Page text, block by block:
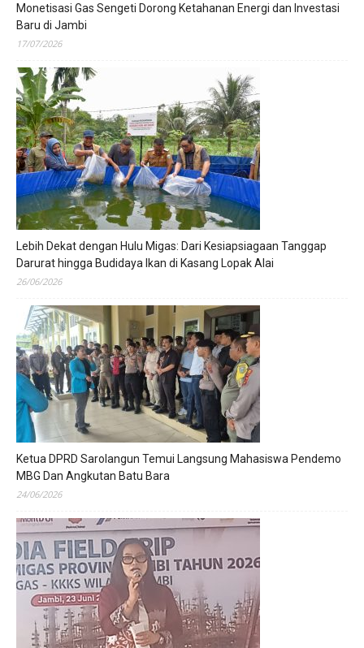
Monetisasi Gas Sengeti Dorong Ketahanan Energi dan Investasi
Baru di Jambi
17/07/2026
Lebih Dekat dengan Hulu Migas: Dari Kesiapsiagaan Tanggap
Darurat hingga Budidaya Ikan di Kasang Lopak Alai
26/06/2026
Ketua DPRD Sarolangun Temui Langsung Mahasiswa Pendemo
MBG Dan Angkutan Batu Bara
24/06/2026